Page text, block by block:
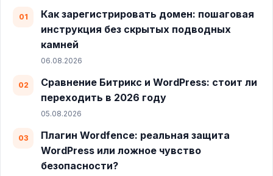
Как зарегистрировать домен: пошаговая
инструкция без скрытых подводных
камней
06.08.2026
Сравнение Битрикс и WordPress: стоит ли
переходить в 2026 году
05.08.2026
Плагин Wordfence: реальная защита
WordPress или ложное чувство
безопасности?